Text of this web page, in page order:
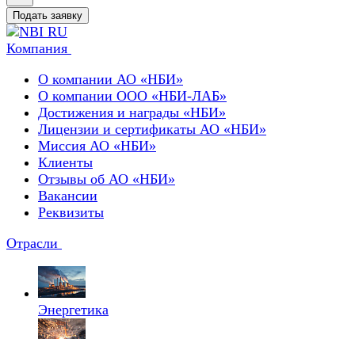
Подать заявку
Компания
О компании АО «НБИ»
О компании ООО «НБИ-ЛАБ»
Достижения и награды «НБИ»
Лицензии и сертификаты АО «НБИ»
Миссия АО «НБИ»
Клиенты
Отзывы об АО «НБИ»
Вакансии
Реквизиты
Отрасли
Энергетика